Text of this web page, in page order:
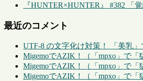
『HUNTER×HUNTER』 #382 「
最近のコメント
UTF-8 の文字化け対策！ 「美乳
MigemoでAZIK！（「mpxo」で「
MigemoでAZIK！（「mpxo」で「
MigemoでAZIK！（「mpxo」で「